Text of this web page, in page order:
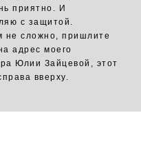
приятно. И
с защитой.
не сложно, пришлите
адрес моего
Юлии Зайцевой, этот
вверху.